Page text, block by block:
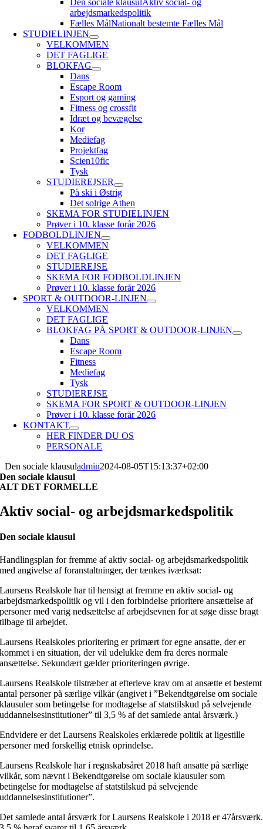
Den sociale klausulAktiv social- og
arbejdsmarkedspolitik
Fælles MålNationalt bestemte Fælles Mål
STUDIELINJEN
VELKOMMEN
DET FAGLIGE
BLOKFAG
Dans
Escape Room
Esport og gaming
Fitness og crossfit
Idræt og bevægelse
Kor
Mediefag
Projektfag
Scien10fic
Tysk
STUDIEREJSER
På ski i Østrig
Det solrige Athen
SKEMA FOR STUDIELINJEN
Prøver i 10. klasse forår 2026
FODBOLDLINJEN
VELKOMMEN
DET FAGLIGE
STUDIEREJSE
SKEMA FOR FODBOLDLINJEN
Prøver i 10. klasse forår 2026
SPORT & OUTDOOR-LINJEN
VELKOMMEN
DET FAGLIGE
BLOKFAG PÅ SPORT & OUTDOOR-LINJEN
Dans
Escape Room
Fitness
Mediefag
Tysk
STUDIEREJSE
SKEMA FOR SPORT & OUTDOOR-LINJEN
Prøver i 10. klasse forår 2026
KONTAKT
HER FINDER DU OS
PERSONALE
Den sociale klausuladmin2024-08-05T15:13:37+02:00
Den sociale klausul
ALT DET FORMELLE
Aktiv social- og arbejdsmarkedspolitik
Den sociale klausul
Handlingsplan for fremme af aktiv social- og arbejdsmarkedspolitik
med angivelse af foranstaltninger, der tænkes iværksat:
Laursens Realskole har til hensigt at fremme en aktiv social- og
arbejdsmarkedspolitik og vil i den forbindelse prioritere ansættelse af
personer med varig nedsættelse af arbejdsevnen for at søge disse bragt
tilbage til arbejdet.
Laursens Realskoles prioritering er primært for egne ansatte, der er
kommet i en situation, der vil udelukke dem fra deres normale
ansættelse. Sekundært gælder prioriteringen øvrige.
Laursens Realskole tilstræber at efterleve krav om at ansætte et bestemt
antal personer på særlige vilkår (angivet i ”Bekendtgørelse om sociale
klausuler som betingelse for modtagelse af statstilskud på selvejende
uddannelsesinstitutioner” til 3,5 % af det samlede antal årsværk.)
Endvidere er det Laursens Realskoles erklærede politik at ligestille
personer med forskellig etnisk oprindelse.
Laursens Realskole har i regnskabsåret 2018 haft ansatte på særlige
vilkår, som nævnt i Bekendtgørelse om sociale klausuler som
betingelse for modtagelse af statstilskud på selvejende
uddannelsesinstitutioner”.
Det samlede antal årsværk for Laursens Realskole i 2018 er 47årsværk.